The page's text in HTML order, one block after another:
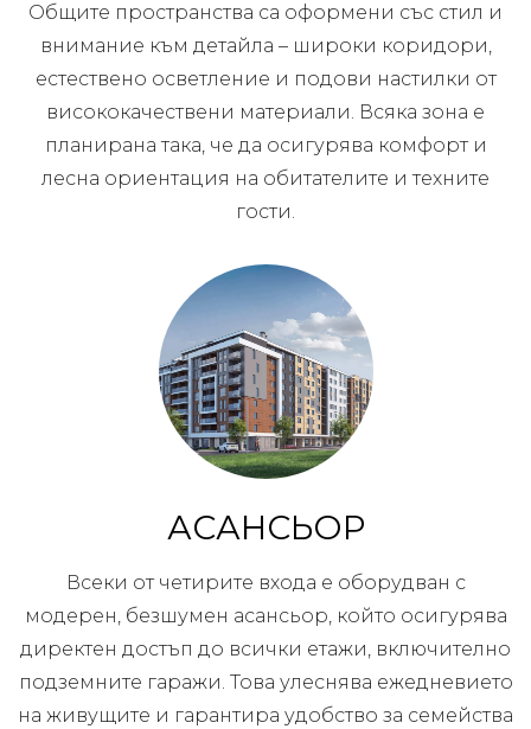
Общите пространства са оформени със стил и
внимание към детайла – широки коридори,
естествено осветление и подови настилки от
висококачествени материали. Всяка зона е
планирана така, че да осигурява комфорт и
лесна ориентация на обитателите и техните
гости.
АСАНСЬОР
Всеки от четирите входа е оборудван с
модерен, безшумен асансьор, който осигурява
директен достъп до всички етажи, включително
подземните гаражи. Това улеснява ежедневието
на живущите и гарантира удобство за семейства